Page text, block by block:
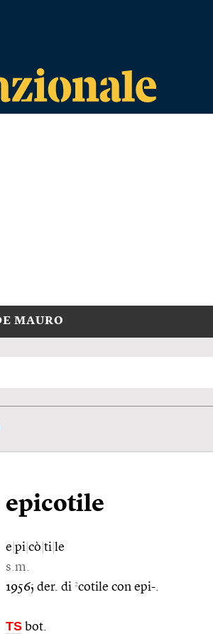
MAURO
epicotile
e pi cò ti le
s.m.
1956; der. di 2cotile con epi-.
TS bot.